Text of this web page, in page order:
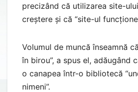
precizând că utilizarea site-
creștere și că “site-ul
Volumul de muncă înseamnă
în birou”, a spus el, adăugând
o canapea într-o bibliotecă
nimeni”.